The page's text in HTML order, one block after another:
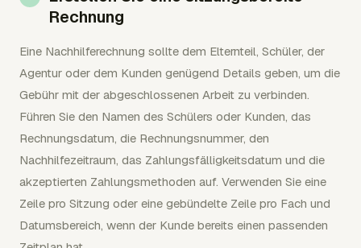
Rechnung
Eine Nachhilferechnung sollte dem Elternteil, Schüler, der
Agentur oder dem Kunden genügend Details geben, um die
Gebühr mit der abgeschlossenen Arbeit zu verbinden.
Führen Sie den Namen des Schülers oder Kunden, das
Rechnungsdatum, die Rechnungsnummer, den
Nachhilfezeitraum, das Zahlungsfälligkeitsdatum und die
akzeptierten Zahlungsmethoden auf. Verwenden Sie eine
Zeile pro Sitzung oder eine gebündelte Zeile pro Fach und
Datumsbereich, wenn der Kunde bereits einen passenden